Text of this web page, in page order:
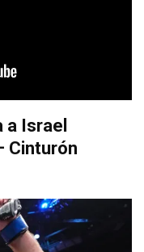
Israel
Cinturón